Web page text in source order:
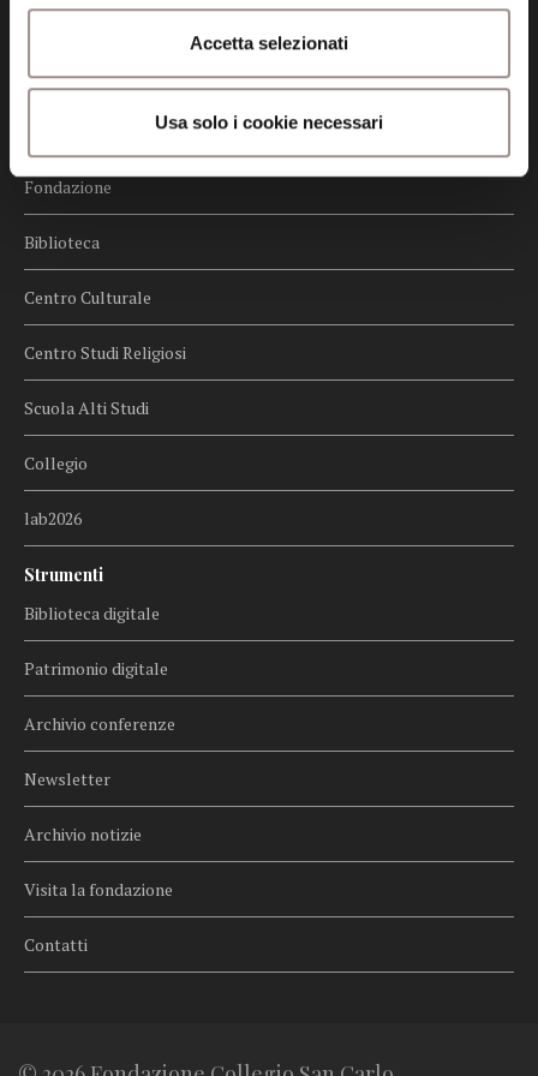
Accetta selezionati
Usa solo i cookie necessari
Whistleblowing
Menu
Fondazione
Biblioteca
Centro Culturale
Centro Studi Religiosi
Scuola Alti Studi
Collegio
lab2026
Strumenti
Biblioteca digitale
Patrimonio digitale
Archivio conferenze
Newsletter
Archivio notizie
Visita la fondazione
Contatti